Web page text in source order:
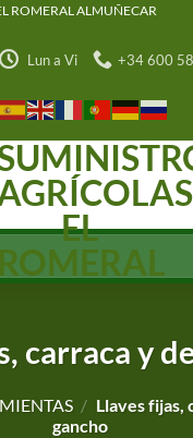
ROMERAL ALMUÑECAR
Lun a Vi +34 600
EL
ROMERAL
carraca y
/ Llaves fijas,
gancho